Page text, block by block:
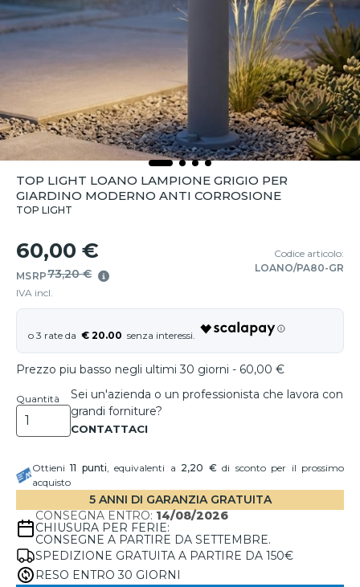
TOP LIGHT LOANO LAMPIONE GRIGIO PER
GIARDINO MODERNO ANTI CORROSIONE
TOP LIGHT
60,00 €
MSRP73,20 €
IVA incl.
Codice articolo:
LOANO/PA80-GR
€ 20.00
Prezzo piu basso negli ultimi 30 giorni - 60,00 €
Quantità
Sei un'azienda o un professionista che lavora con
grandi forniture?
Ottieni11 punti, equivalenti a 2,20 €di sconto per il prossimo
acquisto
5 ANNI DI GARANZIA GRATUITA
CONSEGNA ENTRO: 14/08/2026
CHIUSURA PER FERIE:
CONSEGNE A PARTIRE DA SETTEMBRE.
SPEDIZIONE GRATUITA A PARTIRE DA 150€
RESO ENTRO 30 GIORNI